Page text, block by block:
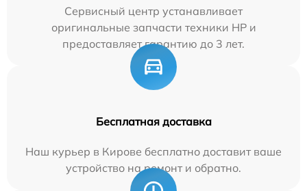
Сервисный центр устанавливает
оригинальные запчасти техники HP и
предоставляет гарантию до 3 лет.
Бесплатная доставка
Наш курьер в Кирове бесплатно доставит ваше
устройство на ремонт и обратно.